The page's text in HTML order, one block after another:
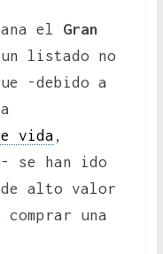
el Gran
un listado no
-debido a
vida,
se han ido
de alto valor
una